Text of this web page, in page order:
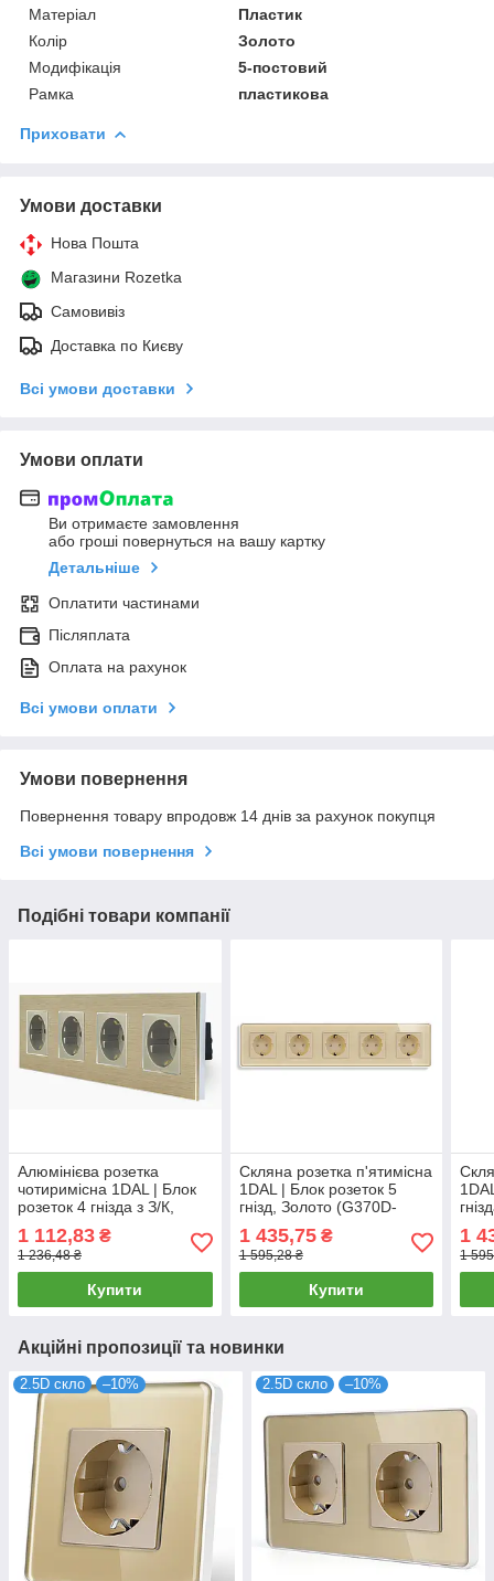
Матеріал
Пластик
Колір
Золото
Модифікація
5-постовий
Рамка
пластикова
Приховати
Умови доставки
Нова Пошта
Магазини Rozetka
Самовивіз
Доставка по Києву
Всі умови доставки
Умови оплати
Ви отримаєте замовлення
або гроші повернуться на вашу картку
Детальніше
Оплатити частинами
Післяплата
Оплата на рахунок
Всі умови оплати
Умови повернення
Повернення товару впродовж 14 днів за рахунок покупця
Всі умови повернення
Подібні товари компанії
Алюмінієва розетка
чотиримісна 1DAL | Блок
розеток 4 гнізда з З/К,
1 112,83 ₴
1 236,48 ₴
Купити
Скляна розетка п'ятимісна
1DAL | Блок розеток 5
гнізд, Золото (G370D-
1 435,75₴
1 595,28 ₴
Купити
1
1
Акційні пропозиції та новинки
2.5D скло –10% 2.5D скло –10%